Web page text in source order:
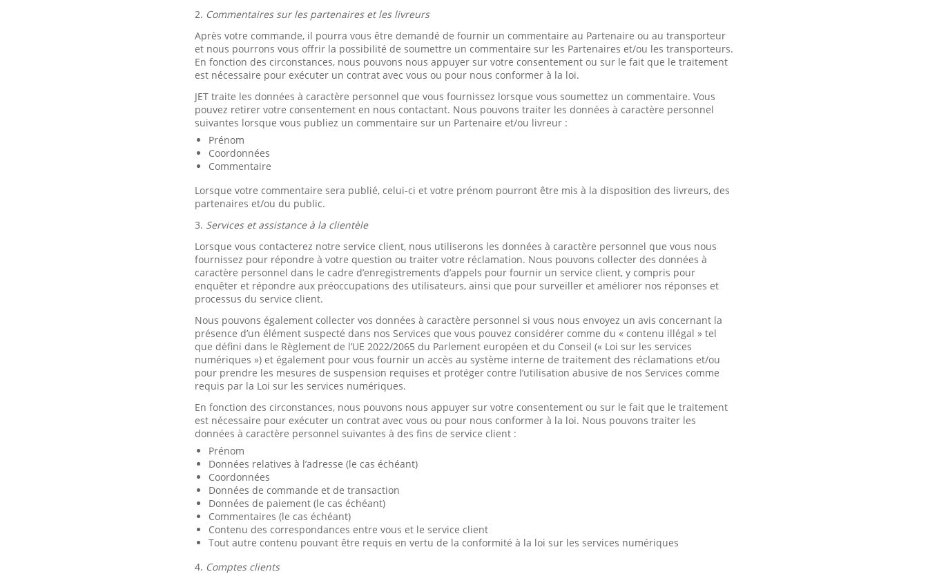
2. Commentaires sur les partenaires et les livreurs
Après votre commande, il pourra vous être demandé de fournir un commentaire au Partenaire ou au transporteur
et nous pourrons vous offrir la possibilité de soumettre un commentaire sur les Partenaires et/ou les transporteurs.
En fonction des circonstances, nous pouvons nous appuyer sur votre consentement ou sur le fait que le traitement
est nécessaire pour exécuter un contrat avec vous ou pour nous conformer à la loi.
JET traite les données à caractère personnel que vous fournissez lorsque vous soumettez un commentaire. Vous
pouvez retirer votre consentement en nous contactant. Nous pouvons traiter les données à caractère personnel
suivantes lorsque vous publiez un commentaire sur un Partenaire et/ou livreur :
Prénom
Coordonnées
Commentaire
Lorsque votre commentaire sera publié, celui-ci et votre prénom pourront être mis à la disposition des livreurs, des
partenaires et/ou du public.
3. Services et assistance à la clientèle
Lorsque vous contacterez notre service client, nous utiliserons les données à caractère personnel que vous nous
fournissez pour répondre à votre question ou traiter votre réclamation. Nous pouvons collecter des données à
caractère personnel dans le cadre d’enregistrements d’appels pour fournir un service client, y compris pour
enquêter et répondre aux préoccupations des utilisateurs, ainsi que pour surveiller et améliorer nos réponses et
processus du service client.
Nous pouvons également collecter vos données à caractère personnel si vous nous envoyez un avis concernant la
présence d’un élément suspecté dans nos Services que vous pouvez considérer comme du « contenu illégal » tel
que défini dans le Règlement de l’UE 2022/2065 du Parlement européen et du Conseil (« Loi sur les services
numériques ») et également pour vous fournir un accès au système interne de traitement des réclamations et/ou
pour prendre les mesures de suspension requises et protéger contre l’utilisation abusive de nos Services comme
requis par la Loi sur les services numériques.
En fonction des circonstances, nous pouvons nous appuyer sur votre consentement ou sur le fait que le traitement
est nécessaire pour exécuter un contrat avec vous ou pour nous conformer à la loi. Nous pouvons traiter les
données à caractère personnel suivantes à des fins de service client :
Prénom
Données relatives à l’adresse (le cas échéant)
Coordonnées
Données de commande et de transaction
Données de paiement (le cas échéant)
Commentaires (le cas échéant)
Contenu des correspondances entre vous et le service client
Tout autre contenu pouvant être requis en vertu de la conformité à la loi sur les services numériques
4. Comptes clients